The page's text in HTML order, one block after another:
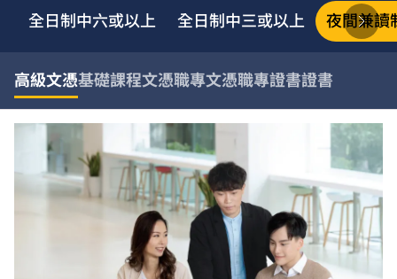
全日制中六或以上 全日制中三或以上 夜間兼讀
高級文憑基礎課程文憑職專文憑職專證書證書